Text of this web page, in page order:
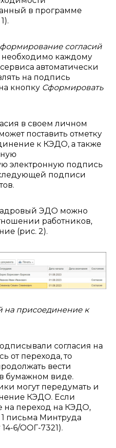
в программе
согласий
необходимо каждому
автоматически
на подпись
кнопку Сформировать
в своем личном
поставить отметку
к КЭДО, а также
электронную подпись
подписи
ЭДО можно
работников,
(рис. 2).
на присоединение к
согласия на
от перехода, то
вести
бумажном виде.
могут передумать и
КЭДО. Если
на переход на КЭДО,
1 письма Минтруда
6/ООГ-7321).